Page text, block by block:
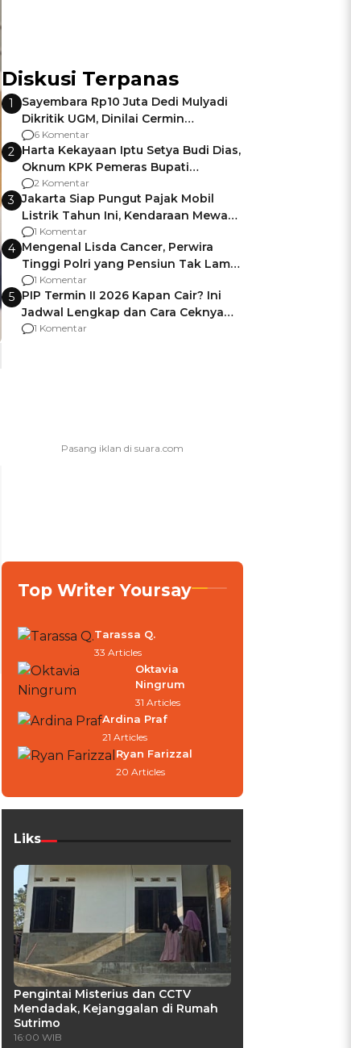
Diskusi Terpanas
1
Sayembara Rp10 Juta Dedi Mulyadi
Dikritik UGM, Dinilai Cermin
Gagalnya Negara Jamin Keamanan
6 Komentar
2 Harta Kekayaan Iptu Setya Budi Dias,
Oknum KPK Pemeras Bupati
Pemalang
2 Komentar
3 Jakarta Siap Pungut Pajak Mobil
Listrik Tahun Ini, Kendaraan Mewah
Kena hingga 75% PKB
1 Komentar
4 Mengenal Lisda Cancer, Perwira
Tinggi Polri yang Pensiun Tak Lama
Usai Jadi Brigjen
1 Komentar
5 PIP Termin II 2026 Kapan Cair? Ini
Jadwal Lengkap dan Cara Ceknya
agar Dana Tidak Hangus!
1 Komentar
Top Writer Yoursay
Tarassa Q.
33 Articles
Oktavia
Ningrum
31 Articles
Ardina Praf
21 Articles
Ryan Farizzal
20 Articles
Liks
Pengintai Misterius dan CCTV
Mendadak, Kejanggalan di Rumah
Sutrimo
16:00 WIB